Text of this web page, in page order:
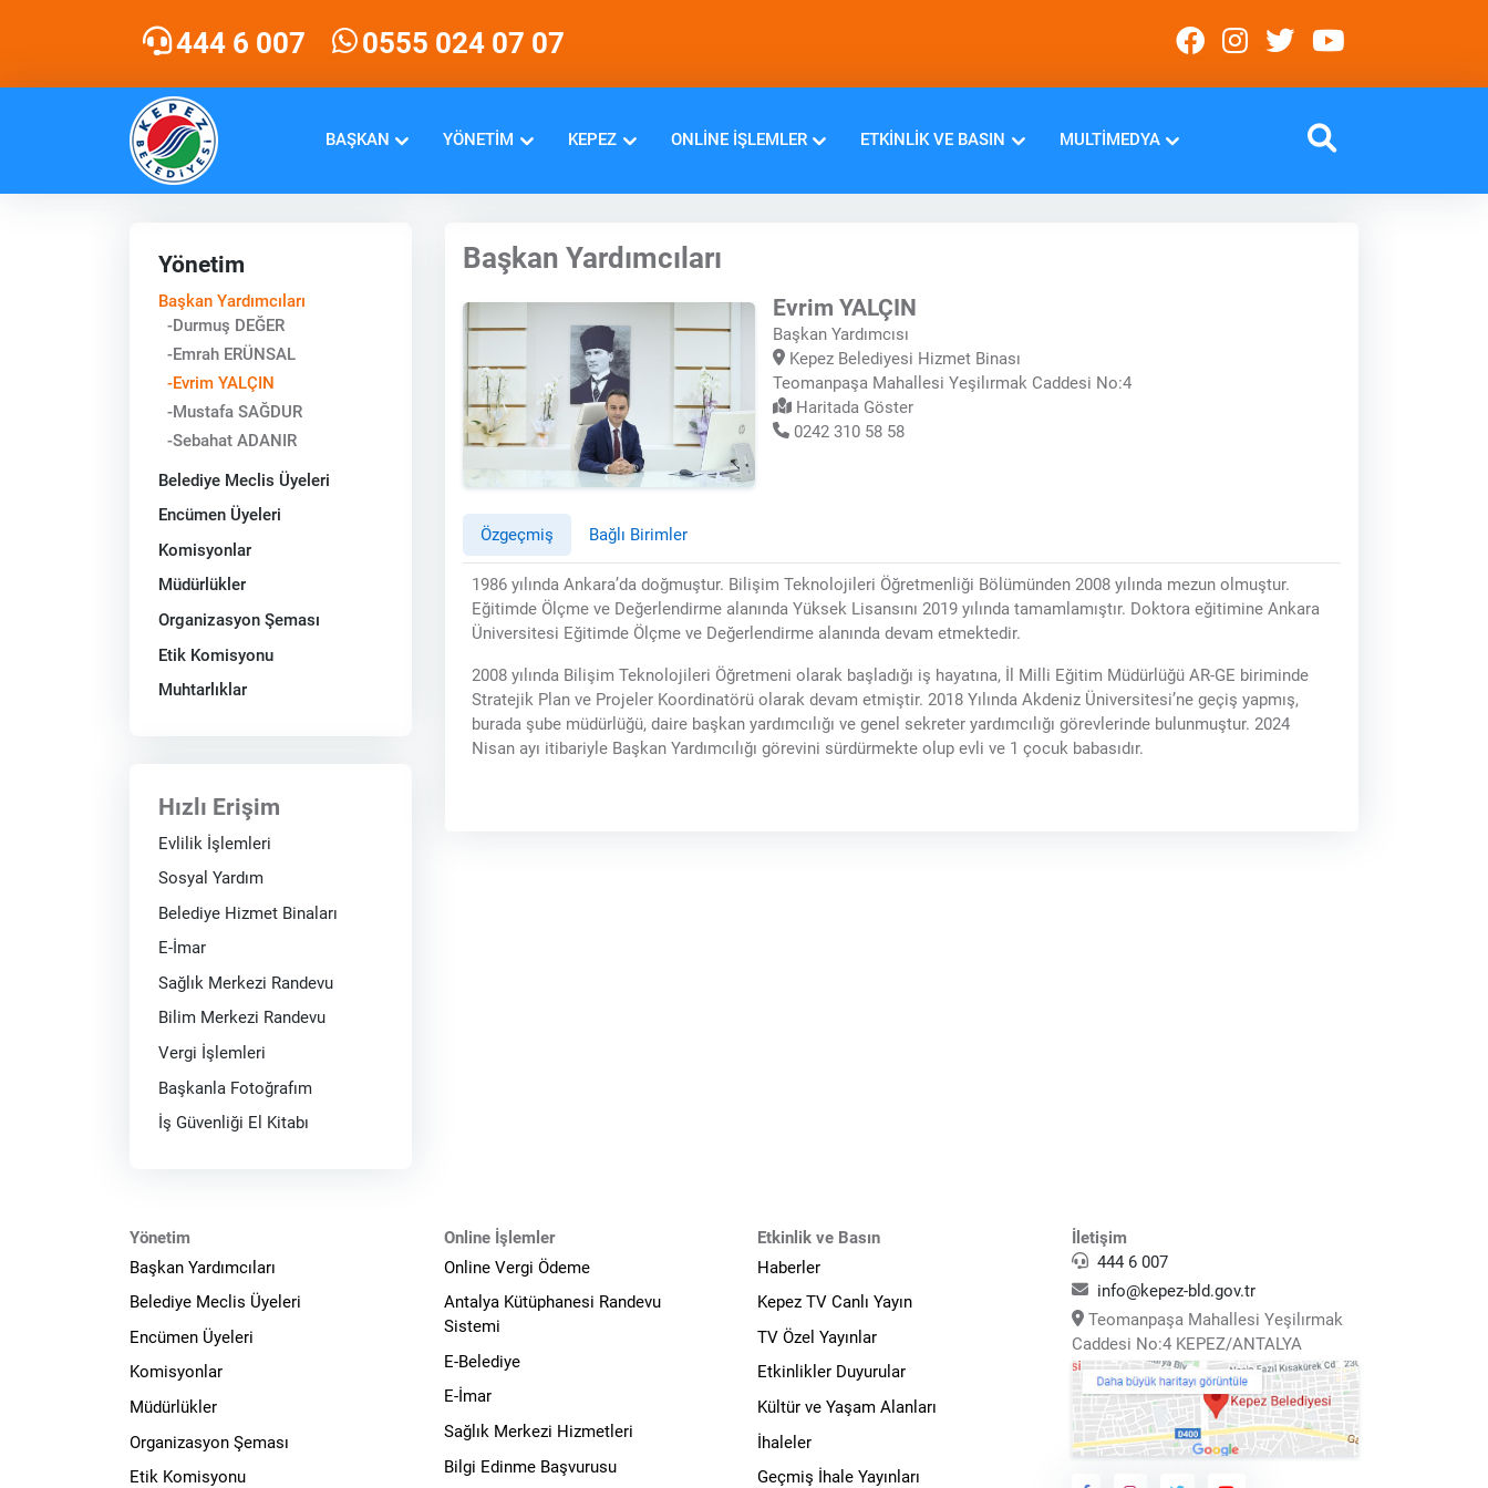
444 6 007 0555 024 07 07
BAŞKAN YÖNETIM KEPEZ ONLINE İŞLEMLER ETKINLIK VE BASIN MULTIMEDYA
Yönetim
Başkan Yardımcıları
-Durmuş DEĞER
-Emrah ERÜNSAL
-Evrim YALÇIN
-Mustafa SAĞDUR
-Sebahat ADANIR
Belediye Meclis Üyeleri
Encümen Üyeleri
Komisyonlar
Müdürlükler
Organizasyon Şeması
Etik Komisyonu
Muhtarlıklar
Hızlı Erişim
Evlilik İşlemleri
Sosyal Yardım
Belediye Hizmet Binaları
E-İmar
Sağlık Merkezi Randevu
Bilim Merkezi Randevu
Vergi İşlemleri
Başkanla Fotoğrafım
İş Güvenliği El Kitabı
Başkan Yardımcıları
Evrim YALÇIN
Başkan Yardımcısı
Kepez Belediyesi Hizmet Binası
Teomanpaşa Mahallesi Yeşilırmak Caddesi No:4
Haritada Göster
0242 310 58 58
Özgeçmiş Bağlı Birimler
1986 yılında Ankara’da doğmuştur. Bilişim Teknolojileri Öğretmenliği Bölümünden 2008 yılında mezun olmuştur.
Eğitimde Ölçme ve Değerlendirme alanında Yüksek Lisansını 2019 yılında tamamlamıştır. Doktora eğitimine Ankara
Üniversitesi Eğitimde Ölçme ve Değerlendirme alanında devam etmektedir.
2008 yılında Bilişim Teknolojileri Öğretmeni olarak başladığı iş hayatına, İl Milli Eğitim Müdürlüğü AR-GE biriminde
Stratejik Plan ve Projeler Koordinatörü olarak devam etmiştir. 2018 Yılında Akdeniz Üniversitesi’ne geçiş yapmış,
burada şube müdürlüğü, daire başkan yardımcılığı ve genel sekreter yardımcılığı görevlerinde bulunmuştur. 2024
Nisan ayı itibariyle Başkan Yardımcılığı görevini sürdürmekte olup evli ve 1 çocuk babasıdır.
Yönetim
Başkan Yardımcıları
Belediye Meclis Üyeleri
Encümen Üyeleri
Komisyonlar
Müdürlükler
Organizasyon Şeması
Etik Komisyonu
Online İşlemler
Online Vergi Ödeme
Antalya Kütüphanesi Randevu
Sistemi
E-Belediye
E-İmar
Sağlık Merkezi Hizmetleri
Bilgi Edinme Başvurusu
Etkinlik ve Basın
Haberler
Kepez TV Canlı Yayın
TV Özel Yayınlar
Etkinlikler Duyurular
Kültür ve Yaşam Alanları
İhaleler
Geçmiş İhale Yayınları
İletişim
444 6 007
info@kepez-bld.gov.tr
Teomanpaşa Mahallesi Yeşilırmak
Caddesi No:4 KEPEZ/ANTALYA